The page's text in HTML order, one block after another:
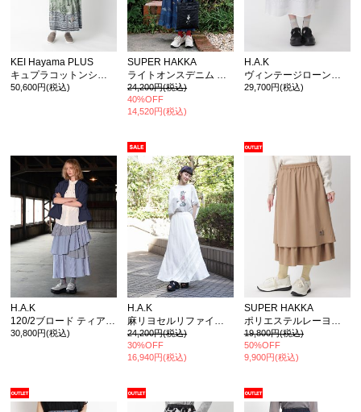
KEI Hayama PLUS
キュプラコットンシワ加工 マグノリアの空プリントタックスカート(裏地無し)
50,600円(税込)
SUPER HAKKA
ライトオンスデニム ローズスケッチ刺繍スカート(裏地無し)
24,200円(税込)
40%OFF
14,520円(税込)
H.A.K
ヴィンテージローン木馬柄レースギャザーロングスカート(裏地付き)
29,700円(税込)
H.A.K
120/2ブロード ティアードフリルスカート(裏地付き)
30,800円(税込)
H.A.K
麻リヨセルリファイン加工バイアスロングスカート(ホワイトのみ裏地付き)
24,200円(税込)
30%OFF
16,940円(税込)
SUPER HAKKA
ポリエステルレーヨンウールストレッチフローレットウィスパーワンポイント刺繍レイヤードティアードスカート(裏地付き)
19,800円(税込)
50%OFF
9,900円(税込)